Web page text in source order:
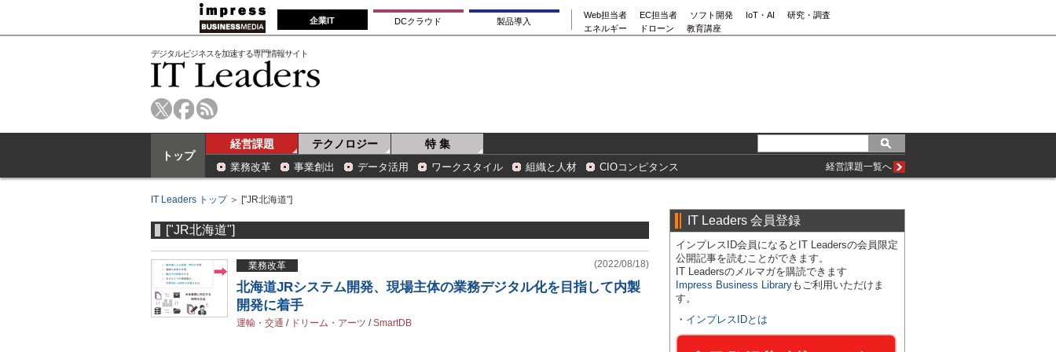
企業IT DCクラウド 製品導入
Web担当者 EC担当者 ソフト開発 IoT・AI
研究・調査
エネルギー
ドローン 教育講座
デジタルビジネスを加速する専門情報サイト
トップ
経営課題 テクノロジー 特 集
業務改革 事業創出 データ活用 ワークスタイル 組織と人材 CIOコンピタンス 経営課題一覧へ
IT Leaders トップ＞ ["JR北海道"]
["JR北海道"]
業務改革 (2022/08/18)
北海道JRシステム開発、現場主体の業務デジタル化を目指して内製
開発に着手
運輸・交通 / ドリーム・アーツ /SmartDB
IT Leaders 会員登録
インプレスID会員になるとIT Leadersの会員限定
公開記事を読むことができます。
IT Leadersのメルマガを購読できます
Impress Business Libraryもご利用いただけま
す。
・ インプレスIDとは